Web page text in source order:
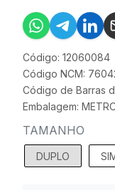
Código: 12060084
Código NCM:
Código de Barras
Embalagem:
TAMANHO
DUPLO